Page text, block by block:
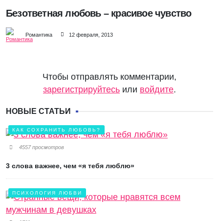
Безответная любовь – красивое чувство
Романтика 12 февраля, 2013
Чтобы отправлять комментарии,
зарегистрируйтесь или войдите.
НОВЫЕ СТАТЬИ
КАК СОХРАНИТЬ ЛЮБОВЬ?
4557 просмотров
3 слова важнее, чем «я тебя люблю»
ПСИХОЛОГИЯ ЛЮБВИ